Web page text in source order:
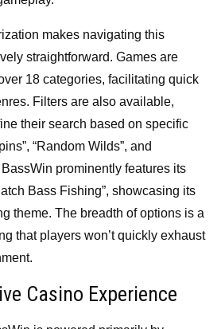
makes navigating this
straightforward. Games are
18 categories, facilitating quick
Filters are also available,
their search based on specific
“Random Wilds”, and
BassWin prominently features its
Bass Fishing”, showcasing its
theme. The breadth of options is a
that players won’t quickly exhaust
Casino Experience